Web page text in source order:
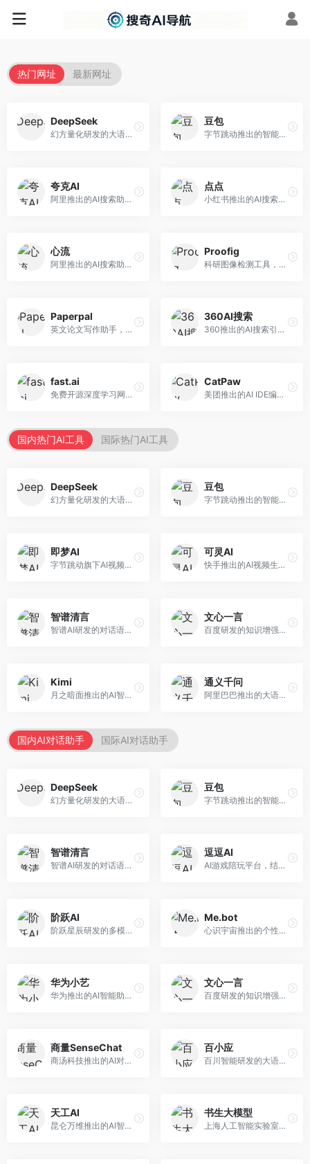
热门网址 最新网址
DeepSeek
幻方量化研发的大语言模型平台，专注于深度推理和代码生成能力。面向开发者、研究人员和技术爱好者，提供强大的逻辑推理和数学计算功能，开源生态完善，API接口友好。
豆包
字节跳动推出的智能对话助手平台，提供文本创作、知识问答、英语学习等多种AI服务。面向普通用户和内容创作者，支持多轮对话和文件解析，免费使用，响应速度快，中文理解能力强。
夸克AI
阿里推出的AI搜索助手，整合搜索与AI功能。面向年轻用户，提供智能搜索、文档处理、学习辅助等服务，与夸克生态深度整合。
点点
小红书推出的AI搜索应用，专注于生活方式内容搜索。面向小红书用户，提供生活攻略、消费决策、内容推荐等服务，生活方式内容丰富。
心流
阿里推出的AI搜索助手，专注于智能信息获取。面向普通用户，提供智能搜索、内容整理、知识问答等服务，与阿里生态深度整合。
Proofig
科研图像检测工具，专注于学术图像完整性验证。面向科研人员，提供图像检测、重复分析、报告生成等服务，学术检测专业。
Paperpal
英文论文写作助手，专注于学术英语润色。面向需要发表国际期刊的研究者，提供语法检查、学术表达优化、格式规范等服务，英语表达地道专业。
360AI搜索
360推出的AI搜索引擎，专注于安全智能搜索。面向普通用户，提供智能问答、网页搜索、内容整理等服务，安全防护能力强。
fast.ai
免费开源深度学习网站，专注于实用AI教学。面向开发者，提供免费深度学习课程、实战项目、代码库等资源，学习门槛低。
CatPaw
美团推出的AI IDE编程工具，专注于本地开发生态。面向开发者，提供智能代码补全、代码生成、项目管理等服务，本地开发体验好。
国内热门AI工具 国际热门AI工具
DeepSeek
幻方量化研发的大语言模型平台，专注于深度推理和代码生成能力。面向开发者、研究人员和技术爱好者，提供强大的逻辑推理和数学计算功能，开源生态完善，API接口友好。
豆包
字节跳动推出的智能对话助手平台，提供文本创作、知识问答、英语学习等多种AI服务。面向普通用户和内容创作者，支持多轮对话和文件解析，免费使用，响应速度快，中文理解能力强。
即梦AI
字节跳动旗下AI视频创作平台，支持多模态内容生成。面向内容创作者和营销人员，提供文生视频、图生视频、智能剪辑等功能，中文理解能力强，创作效率高。
可灵AI
快手推出的AI视频生成平台，支持文生视频和图生视频，可生成长达2分钟的高质量视频内容。面向短视频创作者和营销人员，操作简便，生成效果逼真，适合商业推广和创意表达。
智谱清言
智谱AI研发的对话语言模型，支持中英双语交互。面向中文用户和开发者，提供知识问答、代码编写、文档解读等服务，开源生态完善，学术研究背景深厚。
文心一言
百度研发的知识增强大语言模型，深度融合百度知识图谱和搜索能力。面向中文用户，提供知识问答、文本创作、逻辑推理等服务，中文语境理解准确，知识覆盖面广。
Kimi
月之暗面推出的AI智能助手，核心优势在于超长文本处理能力，支持20万字以上文档分析。面向学术研究者、职场人士和内容创作者，提供文档解读、PPT生成、联网搜索等综合服务。
通义千问
阿里巴巴推出的大语言模型平台，提供对话问答、文档处理、图像理解、代码编写等全方位AI服务。面向企业用户和个人开发者，集成阿里云生态，支持多模态交互，企业级安全保障。
国内AI对话助手 国际AI对话助手
DeepSeek
幻方量化研发的大语言模型平台，专注于深度推理和代码生成能力。面向开发者、研究人员和技术爱好者，提供强大的逻辑推理和数学计算功能，开源生态完善，API接口友好。
豆包
字节跳动推出的智能对话助手平台，提供文本创作、知识问答、英语学习等多种AI服务。面向普通用户和内容创作者，支持多轮对话和文件解析，免费使用，响应速度快，中文理解能力强。
智谱清言
智谱AI研发的对话语言模型，支持中英双语交互。面向中文用户和开发者，提供知识问答、代码编写、文档解读等服务，开源生态完善，学术研究背景深厚。
逗逗AI
AI游戏陪玩平台，结合游戏理解和自然语言交互技术。面向游戏玩家，提供游戏攻略、陪玩互动、社交聊天等服务，游戏知识丰富，互动体验有趣。
阶跃AI
阶跃星辰研发的多模态大模型平台，支持文本、图像、视频的综合理解与生成。面向创作者和企业客户，提供内容创作、智能分析等服务，多模态能力突出。
Me.bot
心识宇宙推出的个性化AI伴侣，专注于情感交互和个人助理服务。面向个人用户，支持日程管理、情感陪伴、知识问答等功能，交互体验人性化。
华为小艺
华为推出的AI智能助手网页端，深度整合鸿蒙生态和华为云服务。面向华为设备用户，支持语音交互、智能问答、设备控制等功能，与华为硬件生态无缝衔接。
文心一言
百度研发的知识增强大语言模型，深度融合百度知识图谱和搜索能力。面向中文用户，提供知识问答、文本创作、逻辑推理等服务，中文语境理解准确，知识覆盖面广。
商量SenseChat
商汤科技推出的AI对话平台，结合计算机视觉和自然语言处理技术。面向企业用户和开发者，支持多模态交互，视觉理解能力强，适合智能客服和内容创作场景。
百小应
百川智能研发的大语言模型助手，专注于中文理解和生成。面向中文用户，提供知识问答、文本创作、代码辅助等服务，模型参数规模大，中文表达流畅自然。
天工AI
昆仑万维推出的AI智能助手，集成搜索、对话、创作等多种能力。面向普通用户和内容创作者，支持联网搜索、文本生成、图像理解等功能，响应速度快，免费使用。
书生大模型
上海人工智能实验室研发的开源大模型系列，支持多尺度和多模态。面向研究机构和开发者，开源生态完善，学术研究背景深厚，适合科研和定制开发。